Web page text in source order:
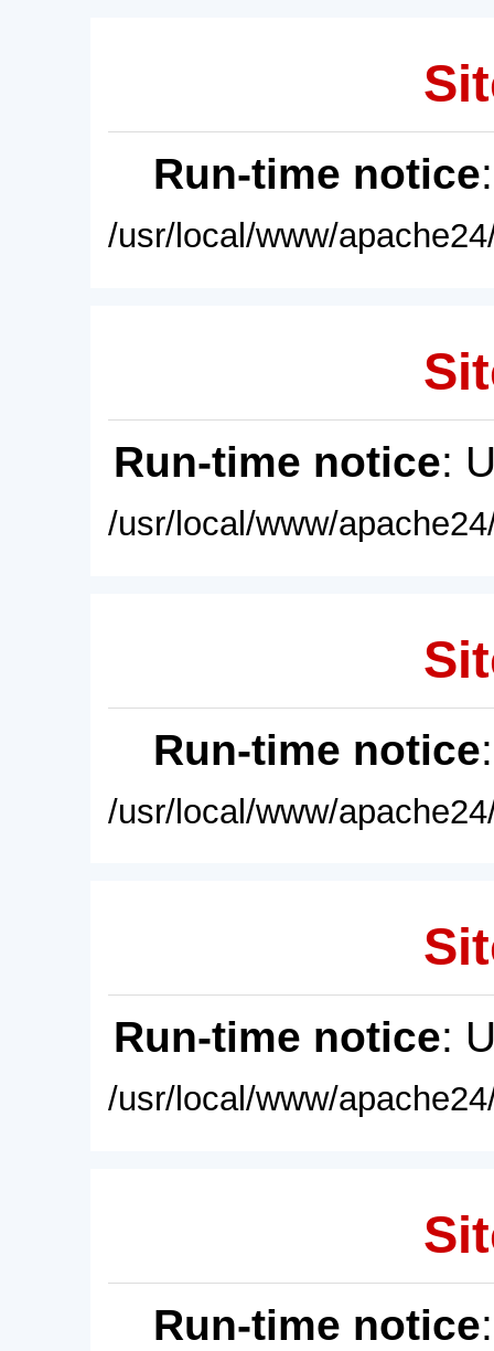
Run-time notice
/usr/local/www/
Run-time notice:
/usr/local/www/
Run-time notice
/usr/local/www/
Run-time notice:
/usr/local/www/
Run-time notice